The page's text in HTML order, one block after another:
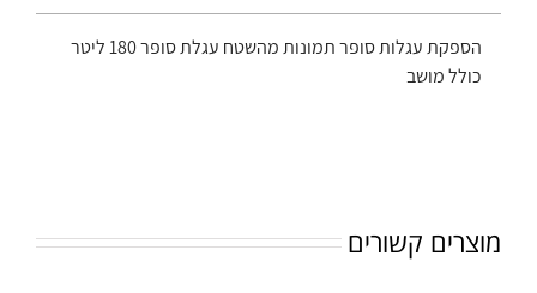
הספקת עגלות סופר תמונות מהשטח עגלת סופר 180 ליטר
כולל מושב
מוצרים קשורים